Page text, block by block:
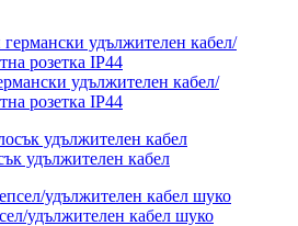
удължителен кабел/
розетка IP44
удължителен кабел
удължителен кабел шуко